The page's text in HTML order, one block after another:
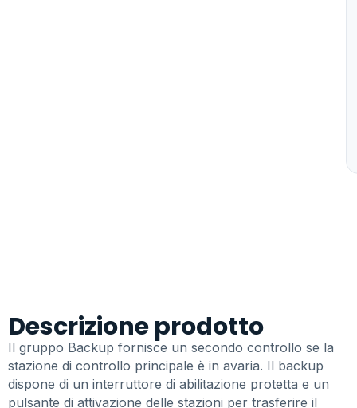
Descrizione prodotto
Il gruppo Backup fornisce un secondo controllo se la
stazione di controllo principale è in avaria. Il backup
dispone di un interruttore di abilitazione protetta e un
pulsante di attivazione delle stazioni per trasferire il